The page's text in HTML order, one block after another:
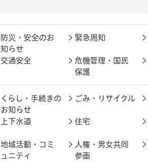
防災・安全のお
知らせ
緊急周知
交通安全
危機管理・国民
保護
くらし・手続きの
お知らせ
ごみ・リサイクル
上下水道
住宅
地域活動・コミ
ュニティ
人権・男女共同
参画